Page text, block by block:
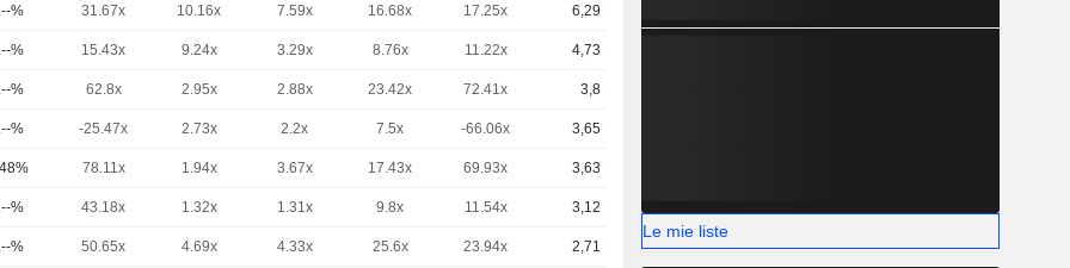
% 31.67x 10.16x 7.59x 16.68x 17.25x 6,29 Mrd
% 15.43x 9.24x 3.29x 8.76x 11.22x 4,73 Mrd
% 62.8x 2.95x 2.88x 23.42x 72.41x 3,8 Mrd
% -25.47x 2.73x 2.2x 7.5x -66.06x 3,65 Mrd
78.11x 1.94x 3.67x 17.43x 69.93x 3,63 Mrd
% 43.18x 1.32x 1.31x 9.8x 11.54x 3,12 Mrd
% 50.65x 4.69x 4.33x 25.6x 23.94x 2,71 Mrd
Le mie liste